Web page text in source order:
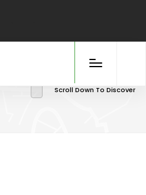
Scroll Down To Discover